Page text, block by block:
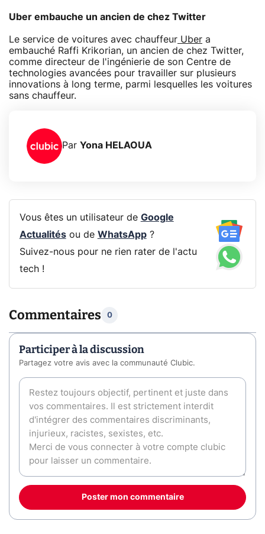
Uber embauche un ancien de chez Twitter
Le service de voitures avec chauffeur Uber a
embauché Raffi Krikorian, un ancien de chez Twitter,
comme directeur de l'ingénierie de son Centre de
technologies avancées pour travailler sur plusieurs
innovations à long terme, parmi lesquelles les voitures
sans chauffeur.
Par Yona HELAOUA
Vous êtes un utilisateur de Google
Actualitésou de WhatsApp?
Suivez-nous pour ne rien rater de l'actu
tech !
Commentaires 0
Participer à la discussion
Partagez votre avis avec la communauté Clubic.
Poster mon commentaire